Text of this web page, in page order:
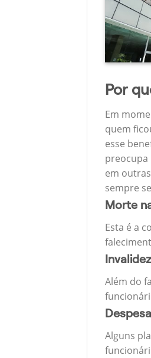
Por
Em
quem
esse
preocupa
em
sempre
Morte
Esta é a
Além do
Alguns